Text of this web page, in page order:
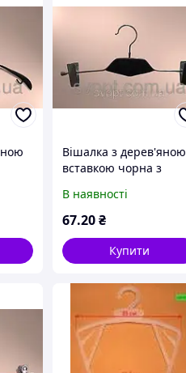
Вішалка з дерев'яною
вставкою чорна з
В наявності
67.20₴
Купити